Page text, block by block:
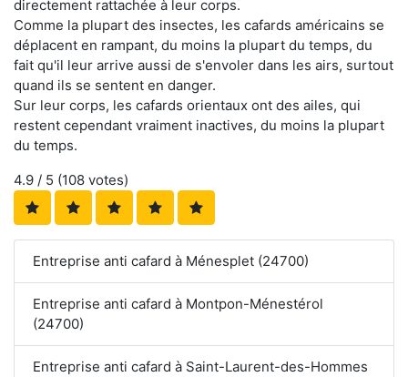
directement rattachée à leur corps.
Comme la plupart des insectes, les cafards américains se
déplacent en rampant, du moins la plupart du temps, du
fait qu'il leur arrive aussi de s'envoler dans les airs, surtout
quand ils se sentent en danger.
Sur leur corps, les cafards orientaux ont des ailes, qui
restent cependant vraiment inactives, du moins la plupart
du temps.
4.9 / 5 (108 votes)
Entreprise anti cafard à Ménesplet (24700)
Entreprise anti cafard à Montpon-Ménestérol
(24700)
Entreprise anti cafard à Saint-Laurent-des-Hommes